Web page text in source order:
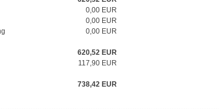
0,00 EUR
0,00 EUR
0,00 EUR
620,52 EUR
117,90 EUR
738,42 EUR